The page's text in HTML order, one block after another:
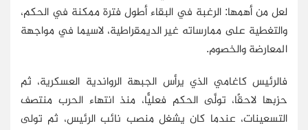
لعل من أهمها: الرغبة في البقاء أطول فترة ممكنة في الحكم،
والتغطية على ممارساته غير الديمقراطية، لاسيما في مواجهة
المعارضة والخصوم.
فالرئيس كاغامي الذي يرأس الجبهة الرواندية العسكرية، ثم
حزبها لاحقًا، تولَّى الحكم فعليًّا، منذ انتهاء الحرب منتصف
التسعينات، عندما كان يشغل منصب نائب الرئيس، ثم تولى